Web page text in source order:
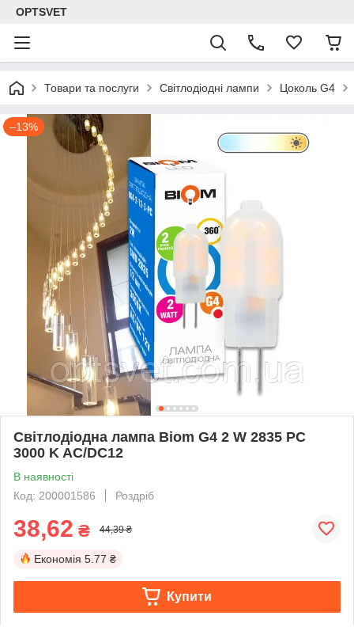
OPTSVET
Товари та послуги Світлодіодні лампи Цоколь G4
–13%
Світлодіодна лампа Biom G4 2 W 2835 PC
3000 K AC/DC12
В наявності
Код: 200001586
Роздріб
38,62 ₴ 44,39 ₴
Економія 5.77 ₴
Купити